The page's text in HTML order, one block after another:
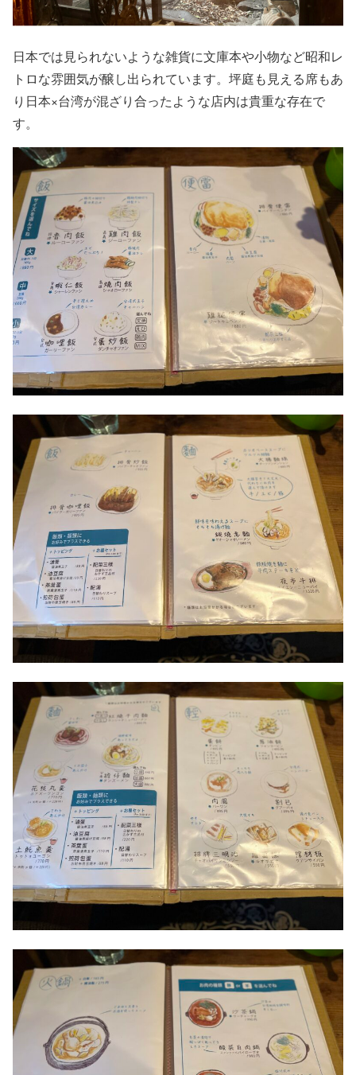
日本では見られないような雑貨に文庫本や小物など昭和レ
トロな雰囲気が醸し出られています。坪庭も見える席もあ
り日本×台湾が混ざり合ったような店内は貴重な存在で
す。